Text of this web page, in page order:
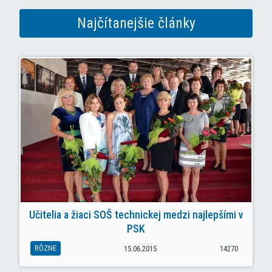
Najčítanejšie články
Učitelia a žiaci SOŠ technickej medzi najlepšími v
PSK
RÔZNE 15.06.2015 14270